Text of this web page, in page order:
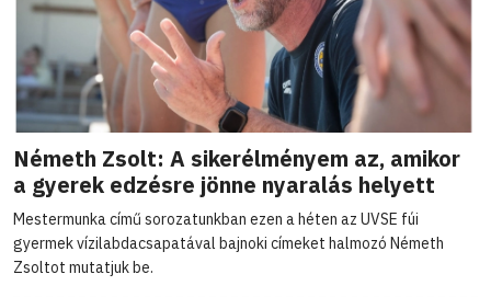
Németh Zsolt: A sikerélményem az, amikor
a gyerek edzésre jönne nyaralás helyett
Mestermunka című sorozatunkban ezen a héten az UVSE fúi
gyermek vízilabdacsapatával bajnoki címeket halmozó Németh
Zsoltot mutatjuk be.